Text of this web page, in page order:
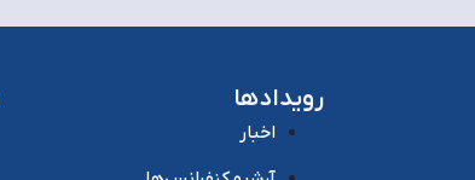
رویدادها
اخبار